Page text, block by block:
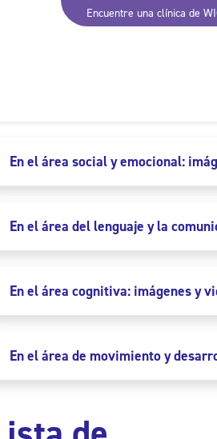
Encuentre una clínica de
En el área social y emocional:
En el área del lenguaje y la
En el área cognitiva: imágenes y
En el área de movimiento y